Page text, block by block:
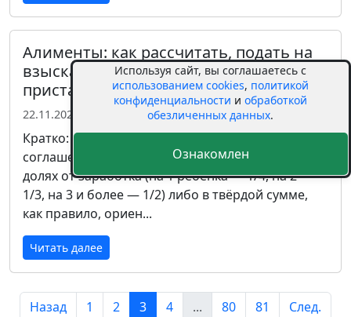
Алименты: как рассчитать, подать на
взыскание и взыскать через
приставов
22.11.2025 00:00
Кратко: алименты в России взыскиваются по
соглашению или через суд. Размер может быть в
долях от заработка (на 1 ребёнка — 1/4, на 2 —
1/3, на 3 и более — 1/2) либо в твёрдой сумме,
как правило, ориен...
Читать далее
Назад 1 2 3 4 ... 80 81 След.
Используя сайт, вы соглашаетесь с
использованием cookies, политикой
конфиденциальности иобработкой
обезличенных данных.
Ознакомлен